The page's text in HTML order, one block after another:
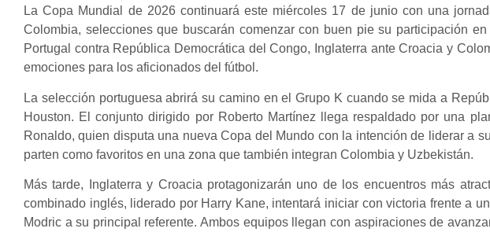
La Copa Mundial de 2026 continuará este miércoles 17 de junio con una
Colombia, selecciones que buscarán comenzar con buen pie su participación
Portugal contra República Democrática del Congo, Inglaterra ante Croacia y
emociones para los aficionados del fútbol.
La selección portuguesa abrirá su camino en el Grupo K cuando se mida a
Houston. El conjunto dirigido por Roberto Martínez llega respaldado por una
Ronaldo, quien disputa una nueva Copa del Mundo con la intención de liderar a
parten como favoritos en una zona que también integran Colombia y Uzbekistán.
Más tarde, Inglaterra y Croacia protagonizarán uno de los encuentros más
combinado inglés, liderado por Harry Kane, intentará iniciar con victoria frente a
Modric a su principal referente. Ambos equipos llegan con aspiraciones de